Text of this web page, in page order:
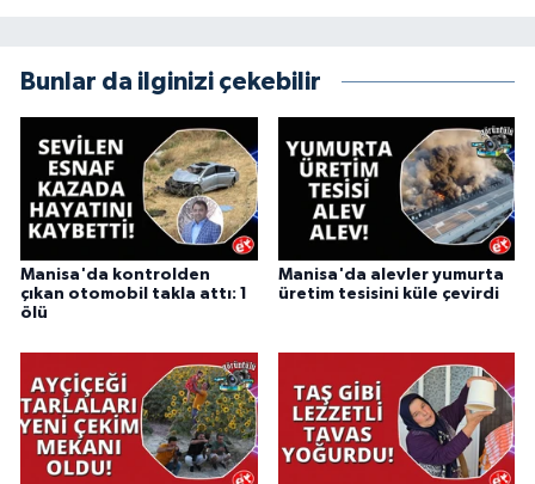
Bunlar da ilginizi çekebilir
Manisa'da kontrolden
çıkan otomobil takla attı: 1
ölü
Manisa'da alevler yumurta
üretim tesisini küle çevirdi